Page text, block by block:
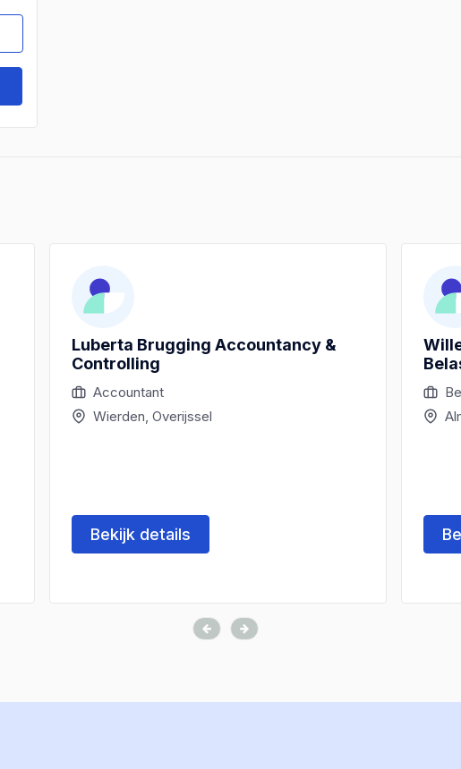
Luberta Brugging Accountancy &
Controlling
Accountant
Wierden, Overijssel
Bekijk details